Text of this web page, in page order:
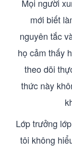
Mọi người
mới biết
nguyên tắc
họ cảm thấy
theo dõi
thức này
Lớp trưởng
tôi không